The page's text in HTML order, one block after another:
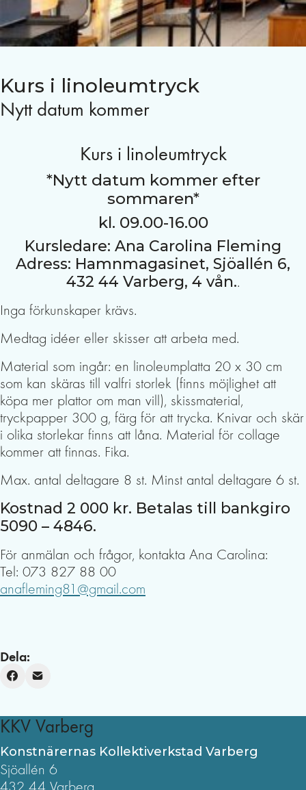
Kurs i linoleumtryck
Nytt datum kommer
Kurs i linoleumtryck
*Nytt datum kommer efter
sommaren*
kl. 09.00-16.00
Kursledare: Ana Carolina Fleming
Adress: Hamnmagasinet, Sjöallén 6,
432 44 Varberg, 4 vån..
Inga förkunskaper krävs.
Medtag idéer eller skisser att arbeta med.
Material som ingår: en linoleumplatta 20 x 30 cm
som kan skäras till valfri storlek (finns möjlighet att
köpa mer plattor om man vill), skissmaterial,
tryckpapper 300 g, färg för att trycka. Knivar och skär
i olika storlekar finns att låna. Material för collage
kommer att finnas. Fika.
Max. antal deltagare 8 st. Minst antal deltagare 6 st.
Kostnad 2 000 kr. Betalas till bankgiro
5090 – 4846.
För anmälan och frågor, kontakta Ana Carolina:
Tel: 073 827 88 00
anafleming81@gmail.com
Dela:
KKV Varberg
Konstnärernas Kollektiverkstad Varberg
Sjöallén 6